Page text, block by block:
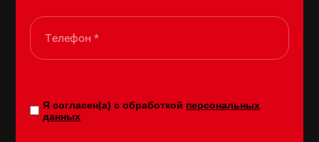
*
Я согласен(а) с обработкой персональных
данных